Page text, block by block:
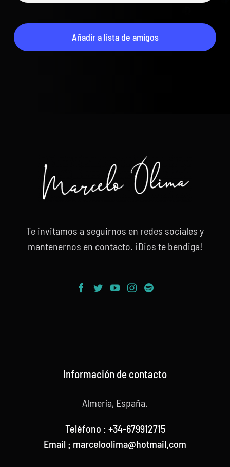
Añadir a lista de amigos
Te invitamos a seguirnos en redes sociales y
mantenernos en contacto. ¡Dios te bendiga!
Información de contacto
Almería, España.
Teléfono : +34-679912715
Email : marceloolima@hotmail.com